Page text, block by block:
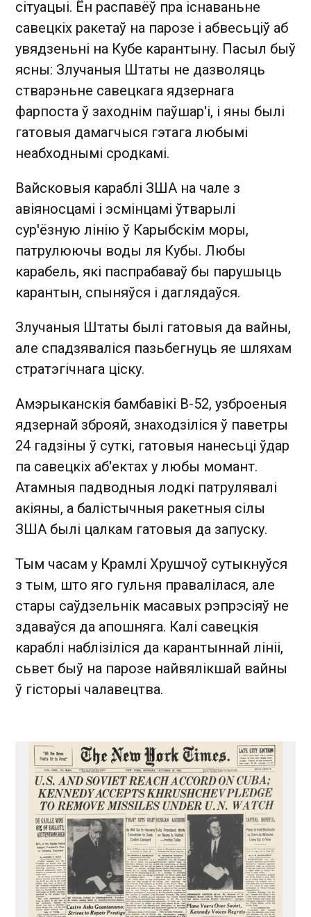
сітуацыі. Ён распавёў пра існаваньне
савецкіх ракетаў на парозе і абвесьціў аб
увядзеньні на Кубе карантыну. Пасыл быў
ясны: Злучаныя Штаты не дазволяць
стварэньне савецкага ядзернага
фарпоста ў заходнім паўшар'і, і яны былі
гатовыя дамагчыся гэтага любымі
неабходнымі сродкамі.
Вайсковыя караблі ЗША на чале з
авіяносцамі і эсмінцамі ўтварылі
сур'ёзную лінію ў Карыбскім моры,
патрулюючы воды ля Кубы. Любы
карабель, які паспрабаваў бы парушыць
карантын, спыняўся і даглядаўся.
Злучаныя Штаты былі гатовыя да вайны,
але спадзяваліся пазьбегнуць яе шляхам
стратэгічнага ціску.
Амэрыканскія бамбавікі B-52, узброеныя
ядзернай зброяй, знаходзіліся ў паветры
24 гадзіны ў суткі, гатовыя нанесьці ўдар
па савецкіх аб'ектах у любы момант.
Атамныя падводныя лодкі патрулявалі
акіяны, а балістычныя ракетныя сілы
ЗША былі цалкам гатовыя да запуску.
Тым часам у Крамлі Хрушчоў сутыкнуўся
з тым, што яго гульня правалілася, але
стары саўдзельнік масавых рэпрэсіяў не
здаваўся да апошняга. Калі савецкія
караблі наблізіліся да карантыннай лініі,
сьвет быў на парозе найвялікшай вайны
ў гісторыі чалавецтва.